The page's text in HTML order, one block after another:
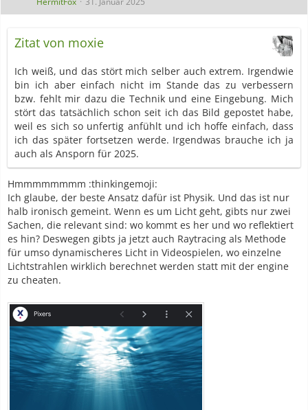
Zitat von moxie
Ich weiß, und das stört mich selber auch extrem. Irgendwie
bin ich aber einfach nicht im Stande das zu verbessern
bzw. fehlt mir dazu die Technik und eine Eingebung. Mich
stört das tatsächlich schon seit ich das Bild gepostet habe,
weil es sich so unfertig anfühlt und ich hoffe einfach, dass
ich das später fortsetzen werde. Irgendwas brauche ich ja
auch als Ansporn für 2025.
Hmmmmmmmm :thinkingemoji:
Ich glaube, der beste Ansatz dafür ist Physik. Und das ist nur
halb ironisch gemeint. Wenn es um Licht geht, gibts nur zwei
Sachen, die relevant sind: wo kommt es her und wo reflektiert
es hin? Deswegen gibts ja jetzt auch Raytracing als Methode
für umso dynamischeres Licht in Videospielen, wo einzelne
Lichtstrahlen wirklich berechnet werden statt mit der engine
zu cheaten.